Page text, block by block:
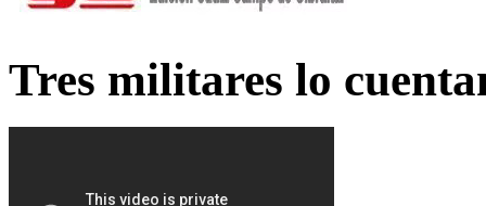
Tres militares lo